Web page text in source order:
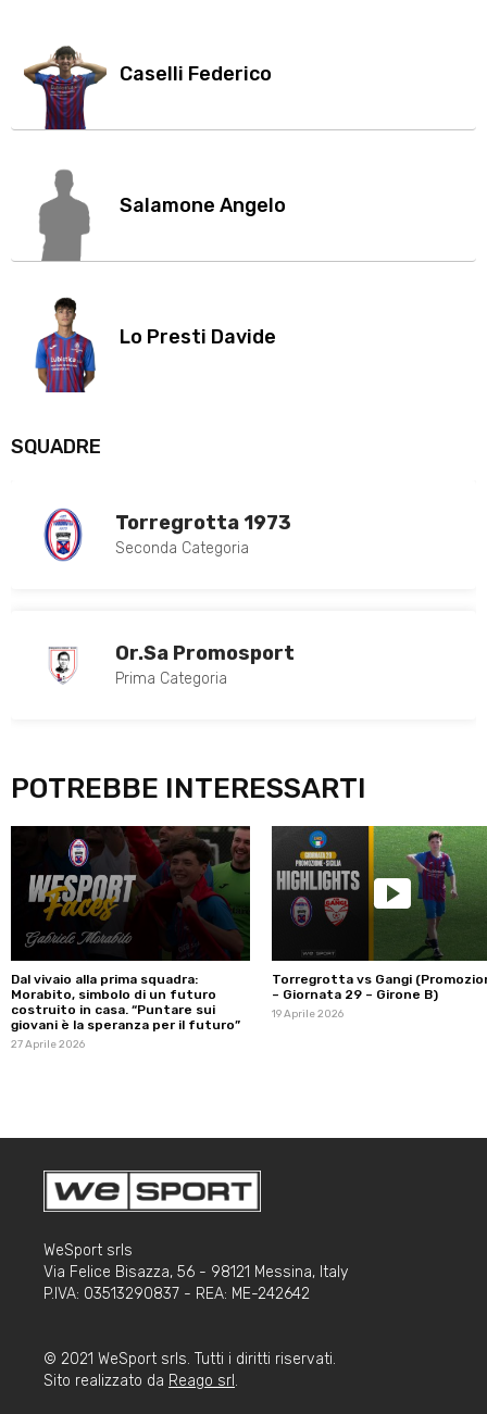
Caselli Federico
Salamone Angelo
Lo Presti Davide
SQUADRE
Torregrotta 1973
Seconda Categoria
Or.Sa Promosport
Prima Categoria
POTREBBE INTERESSARTI
Dal vivaio alla prima squadra:
Morabito, simbolo di un futuro
costruito in casa. “Puntare sui
giovani è la speranza per il futuro”
27 Aprile 2026
Torregrotta vs Gangi
– Giornata 29 – Girone B)
19 Aprile 2026
WeSport srls
Via Felice Bisazza, 56 - 98121 Messina, Italy
P.IVA: 03513290837 - REA: ME-242642
© 2021 WeSport srls. Tutti i diritti riservati.
Sito realizzato da Reago srl .